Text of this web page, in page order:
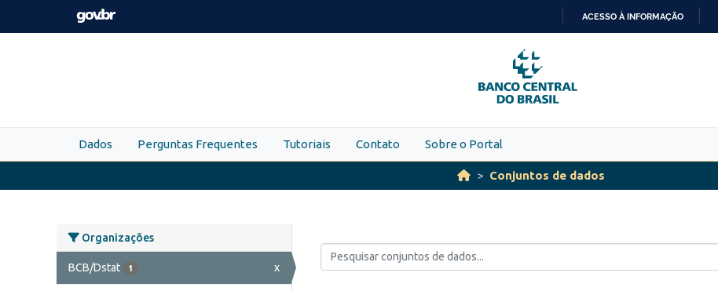
Skip to main content
PARA
O
CONTEÚDO
ACESSO À INFORMAÇÃO
Dados Perguntas Frequentes Tutoriais Contato Sobre o Portal
Conjuntos de dados
Organizações
BCB/Dstat 1 x